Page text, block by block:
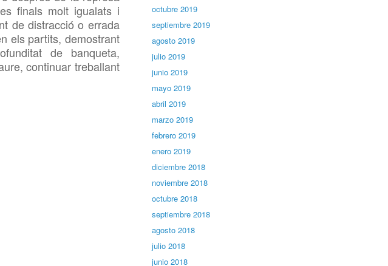
finals molt igualats i
de distracció o errada
els partits, demostrant
de banqueta,
continuar treballant
octubre 2019
septiembre 2019
agosto 2019
julio 2019
junio 2019
mayo 2019
abril 2019
marzo 2019
febrero 2019
enero 2019
diciembre 2018
noviembre 2018
octubre 2018
septiembre 2018
agosto 2018
julio 2018
junio 2018